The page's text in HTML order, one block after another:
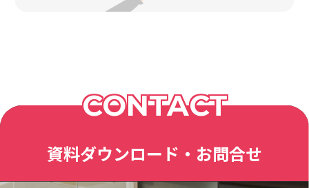
CONTACT
資料ダウンロード・お問合せ